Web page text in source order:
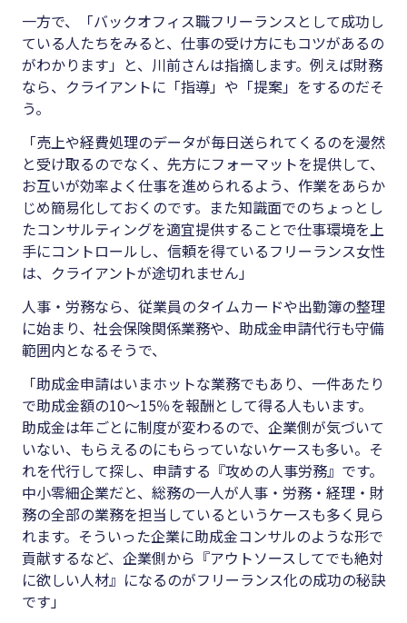
一方で、「バックオフィス職フリーランスとして成功し
ている人たちをみると、仕事の受け方にもコツがあるの
がわかります」と、川前さんは指摘します。例えば財務
なら、クライアントに「指導」や「提案」をするのだそ
う。
「売上や経費処理のデータが毎日送られてくるのを漫然
と受け取るのでなく、先方にフォーマットを提供して、
お互いが効率よく仕事を進められるよう、作業をあらか
じめ簡易化しておくのです。また知識面でのちょっとし
たコンサルティングを適宜提供することで仕事環境を上
手にコントロールし、信頼を得ているフリーランス女性
は、クライアントが途切れません」
人事・労務なら、従業員のタイムカードや出勤簿の整理
に始まり、社会保険関係業務や、助成金申請代行も守備
範囲内となるそうで、
「助成金申請はいまホットな業務でもあり、一件あたり
で助成金額の10〜15％を報酬として得る人もいます。
助成金は年ごとに制度が変わるので、企業側が気づいて
いない、もらえるのにもらっていないケースも多い。そ
れを代行して探し、申請する『攻めの人事労務』です。
中小零細企業だと、総務の一人が人事・労務・経理・財
務の全部の業務を担当しているというケースも多く見ら
れます。そういった企業に助成金コンサルのような形で
貢献するなど、企業側から『アウトソースしてでも絶対
に欲しい人材』になるのがフリーランス化の成功の秘訣
です」